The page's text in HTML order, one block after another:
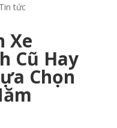
Tin tức
Xe
Cũ Hay
Chọn